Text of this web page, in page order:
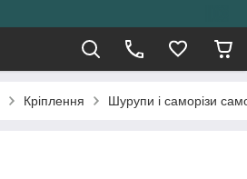
Кріплення Шурупи і саморізи